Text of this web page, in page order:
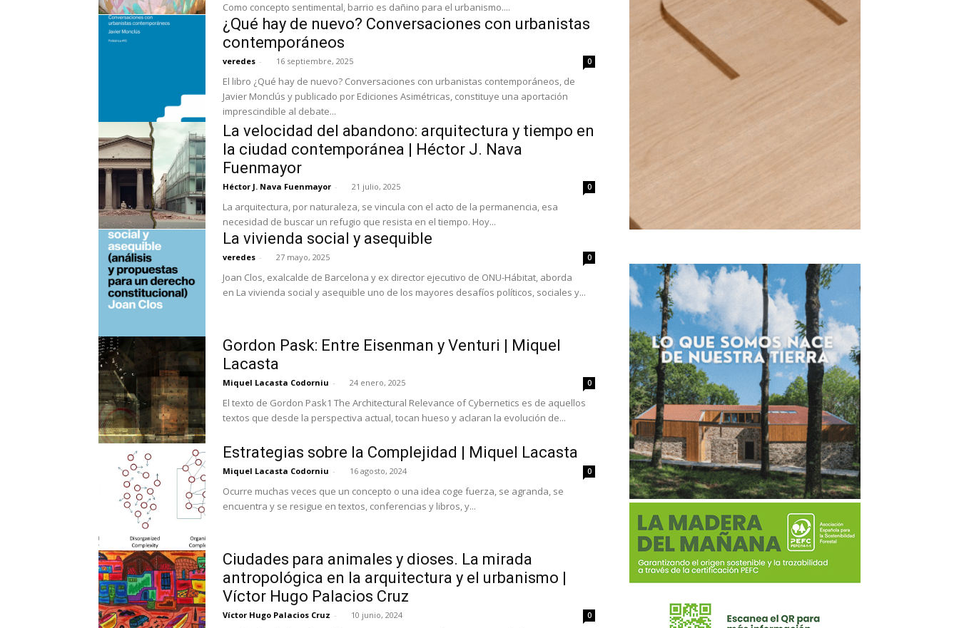
Como concepto sentimental, barrio es dañino para el urbanismo....
¿Qué hay de nuevo? Conversaciones con urbanistas
contemporáneos
veredes - 16 septiembre, 2025 0
El libro ¿Qué hay de nuevo? Conversaciones con urbanistas contemporáneos, de
Javier Monclús y publicado por Ediciones Asimétricas, constituye una aportación
imprescindible al debate...
La velocidad del abandono: arquitectura y tiempo en
la ciudad contemporánea | Héctor J. Nava
Fuenmayor
Héctor J. Nava Fuenmayor - 21 julio, 2025 0
La arquitectura, por naturaleza, se vincula con el acto de la permanencia, esa
necesidad de buscar un refugio que resista en el tiempo. Hoy...
La vivienda social y asequible
veredes - 27 mayo, 2025 0
Joan Clos, exalcalde de Barcelona y ex director ejecutivo de ONU-Hábitat, aborda
en La vivienda social y asequible uno de los mayores desafíos políticos, sociales y...
Gordon Pask: Entre Eisenman y Venturi | Miquel
Lacasta
Miquel Lacasta Codorniu - 24 enero, 2025 0
El texto de Gordon Pask1 The Architectural Relevance of Cybernetics es de aquellos
textos que desde la perspectiva actual, tocan hueso y aclaran la evolución de...
Estrategias sobre la Complejidad | Miquel Lacasta
Miquel Lacasta Codorniu - 16 agosto, 2024 0
Ocurre muchas veces que un concepto o una idea coge fuerza, se agranda, se
encuentra y se resigue en textos, conferencias y libros, y...
Ciudades para animales y dioses. La mirada
antropológica en la arquitectura y el urbanismo |
Víctor Hugo Palacios Cruz
Víctor Hugo Palacios Cruz - 10 junio, 2024 0